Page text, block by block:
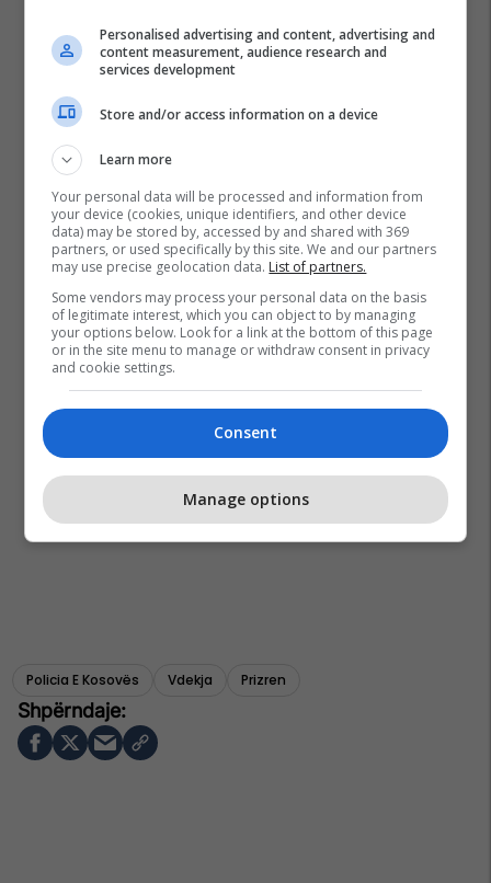
Policia E Kosovës Vdekja Prizren
Personalised advertising and content, advertising and
content measurement, audience research and
services development
Store and/or access information on a device
Learn more
Your personal data will be processed and information from
your device (cookies, unique identifiers, and other device
data) may be stored by, accessed by and shared with 369
partners, or used specifically by this site. We and our partners
may use precise geolocation data. List of partners.
Some vendors may process your personal data on the basis
of legitimate interest, which you can object to by managing
your options below. Look for a link at the bottom of this page
or in the site menu to manage or withdraw consent in privacy
and cookie settings.
Consent
Manage options